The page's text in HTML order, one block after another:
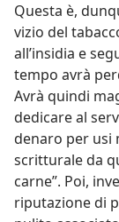
Questa è,
vizio del
all’insidia e
tempo avrà
Avrà quindi
dedicare al
denaro per usi
scritturale da
carne”. Poi,
riputazione di